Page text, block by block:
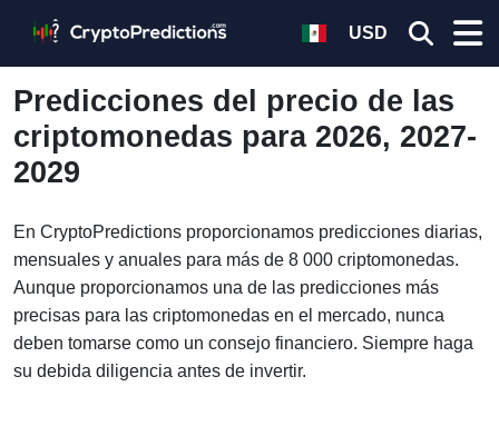
USD
Predicciones del precio de las
criptomonedas para 2026, 2027-
2029
En CryptoPredictions proporcionamos predicciones diarias,
mensuales y anuales para más de 8 000 criptomonedas.
Aunque proporcionamos una de las predicciones más
precisas para las criptomonedas en el mercado, nunca
deben tomarse como un consejo financiero. Siempre haga
su debida diligencia antes de invertir.